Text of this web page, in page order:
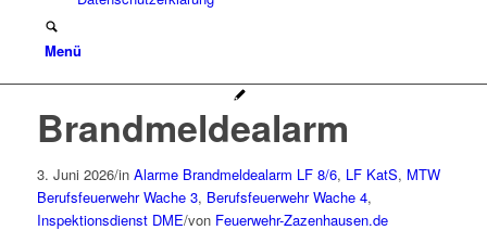
Menü
Brandmeldealarm
3. Juni 2026/in Alarme Brandmeldealarm LF 8/6, LF KatS, MTW
Berufsfeuerwehr Wache 3, Berufsfeuerwehr Wache 4,
Inspektionsdienst DME/von Feuerwehr-Zazenhausen.de